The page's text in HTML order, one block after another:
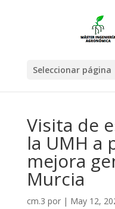
Seleccionar página
Visita de
la UMH a
mejora
Murcia
cm.3 por | May 12,